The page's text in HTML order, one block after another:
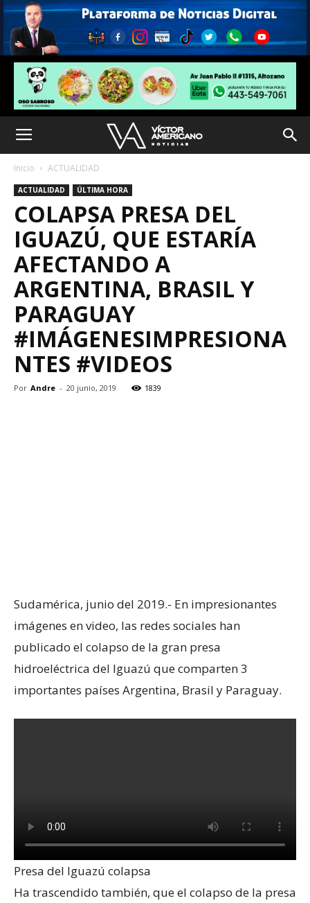
Inicio ACTUALIDAD
ACTUALIDAD ÚLTIMA HORA
COLAPSA PRESA DEL
IGUAZÚ, QUE ESTARÍA
AFECTANDO A
ARGENTINA, BRASIL Y
PARAGUAY
#IMÁGENESIMPRESIONA
NTES #VIDEOS
Por Andre - 20 junio, 2019 1839
Sudamérica, junio del 2019.- En impresionantes
imágenes en video, las redes sociales han
publicado el colapso de la gran presa
hidroeléctrica del Iguazú que comparten 3
importantes países Argentina, Brasil y Paraguay.
Presa del Iguazú colapsa
Ha trascendido también, que el colapso de la presa